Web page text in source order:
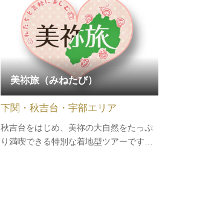
美祢旅（みねたび）
秋吉台をはじめ、美祢の大自然をたっぷ
り満喫できる特別な着地型ツアーです。
下関・秋吉台・宇部エリア